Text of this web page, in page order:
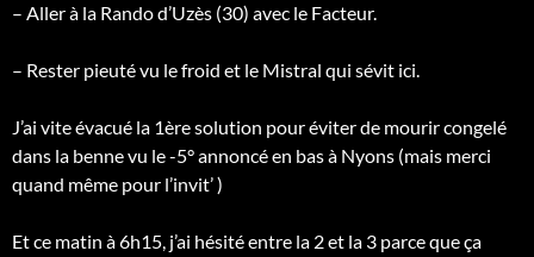
– Aller à la Rando d’Uzès (30) avec le Facteur.
– Rester pieuté vu le froid et le Mistral qui sévit ici.
J’ai vite évacué la 1ère solution pour éviter de mourir congelé
dans la benne vu le -5° annoncé en bas à Nyons (mais merci
quand même pour l’invit’ )
Etce matin à 6h15, j’ai hésité entre la 2 et la 3 parce que ça